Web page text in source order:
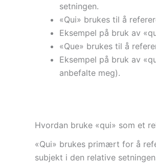
setningen.
«Qui» brukes til å
Eksempel på bruk av
«Que» brukes til å
Eksempel på bruk av
anbefalte meg).
Hvordan bruke «qui» som et
«Qui» brukes primært for å
subjekt i den relative